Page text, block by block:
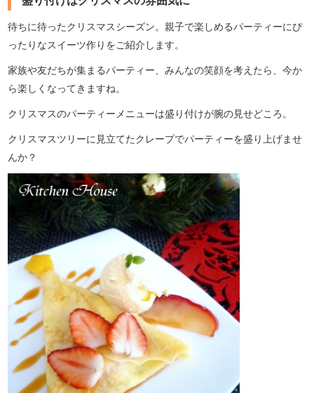
待ちに待ったクリスマスシーズン。親子で楽しめるパーティーにぴ
ったりなスイーツ作りをご紹介します。
家族や友だちが集まるパーティー、みんなの笑顔を考えたら、今か
ら楽しくなってきますね。
クリスマスのパーティーメニューは盛り付けが腕の見せどころ。
クリスマスツリーに見立てたクレープでパーティーを盛り上げませ
んか？